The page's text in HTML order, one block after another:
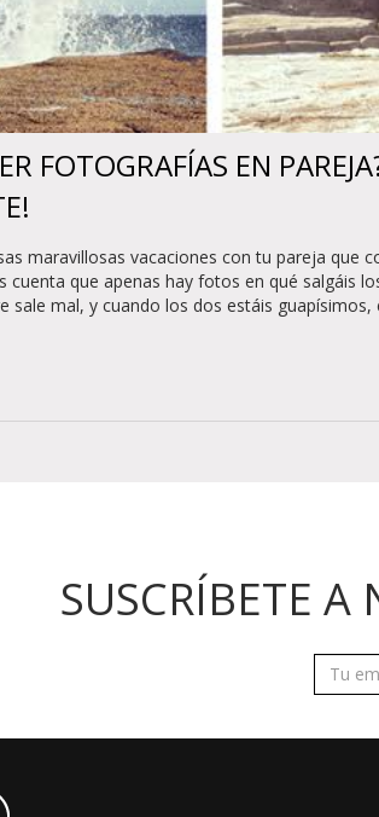
FOTOGRAFÍAS EN
maravillosas vacaciones con tu pareja que
cuenta que apenas hay fotos en qué salgáis
sale mal, y cuando los dos estáis
SUSCRÍBETE A